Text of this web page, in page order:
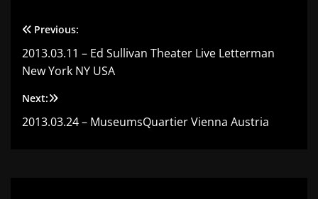
Navigation
de
l’article
Previous:
2013.03.11 – Ed Sullivan Theater Live Letterman
New York NY USA
Next:
2013.03.24 – MuseumsQuartier Vienna Austria